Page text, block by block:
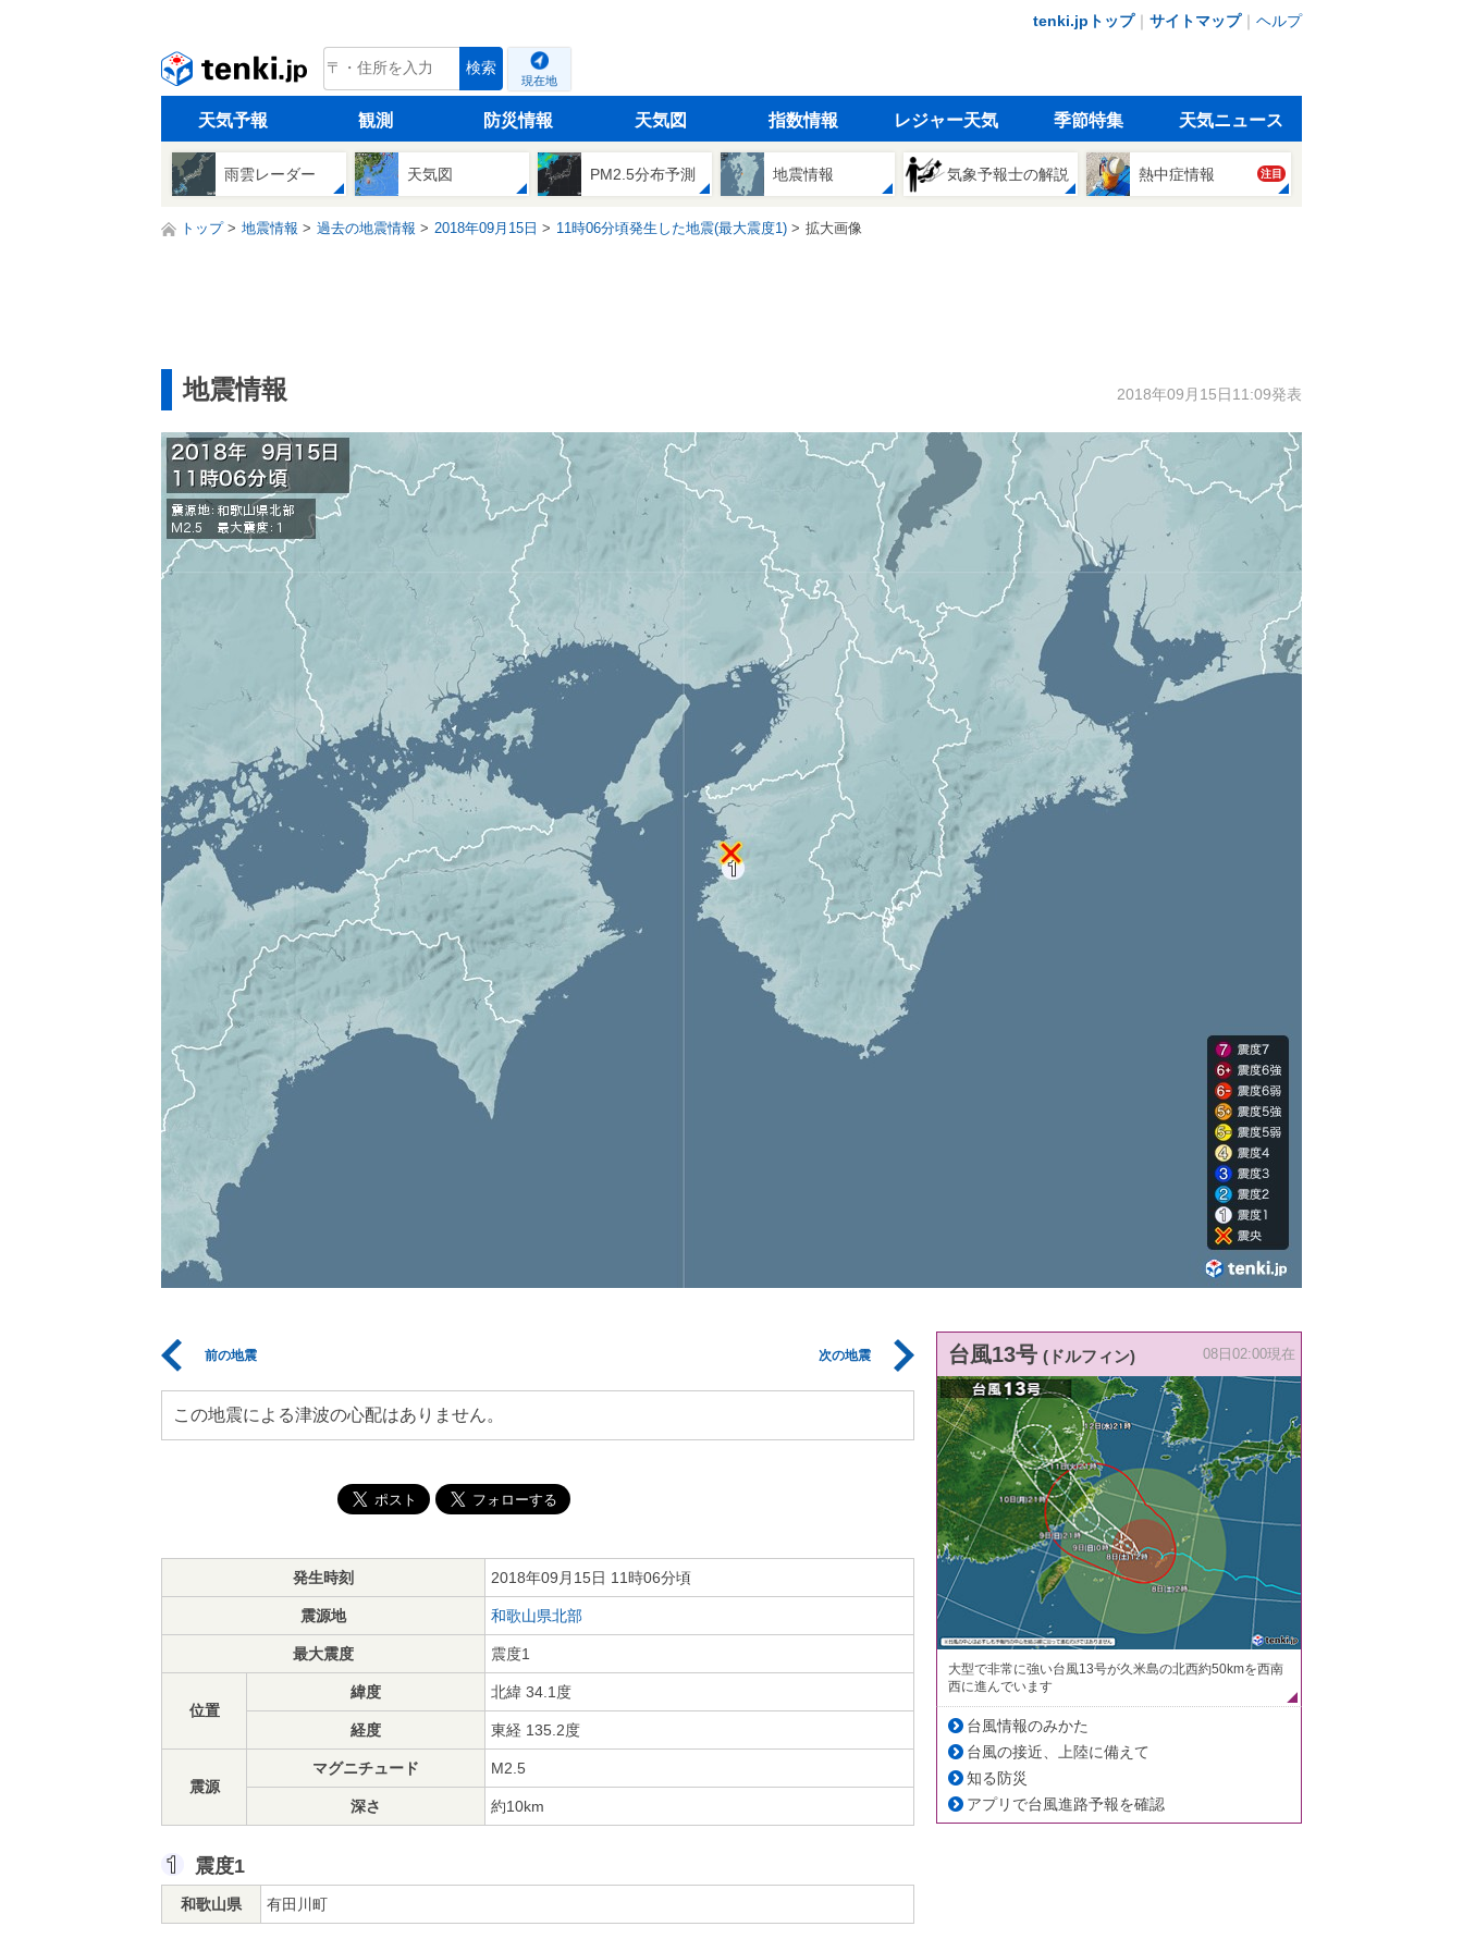
tenki.jpトップ｜ サイトマップ｜ ヘルプ
tenki.jp 検索
現在地
天気予報 観測 防災情報 天気図 指数情報 レジャー天気 季節特集 天気ニュース
雨雲レーダー 天気図 PM2.5分布予測 地震情報 気象予報士の解説 熱中症情報 注目
トップ 地震情報 過去の地震情報 2018年09月15日 11時06分頃発生した地震(最大震度1) 拡大画像
地震情報 2018年09月15日11:09発表
前の地震 次の地震
この地震による津波の心配はありません。
発生時刻 2018年09月15日 11時06分頃
震源地 和歌山県北部
最大震度 震度1
位置
緯度 北緯 34.1度
経度 東経 135.2度
震源
マグニチュード M2.5
深さ 約10km
震度1
和歌山県 有田川町
台風13号 (ドルフィン) 08日02:00現在
大型で非常に強い台風13号が久米島の北西約50kmを西南
西に進んでいます
台風情報のみかた
台風の接近、上陸に備えて
知る防災
アプリで台風進路予報を確認